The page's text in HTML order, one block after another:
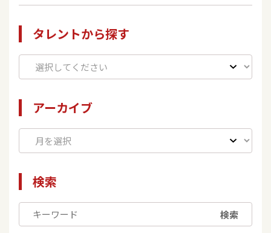
タレントから探す
アーカイブ
検索
検索